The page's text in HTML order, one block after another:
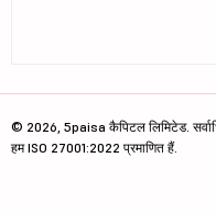
© 2026, 5paisa कैपिटल लिमिटेड.
हम ISO 27001:2022 प्रमाणित हैं.